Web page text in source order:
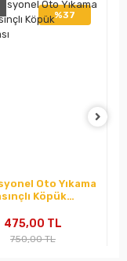
%37
Oto Yıkama
Köpük
475,00 TL
750,00 TL